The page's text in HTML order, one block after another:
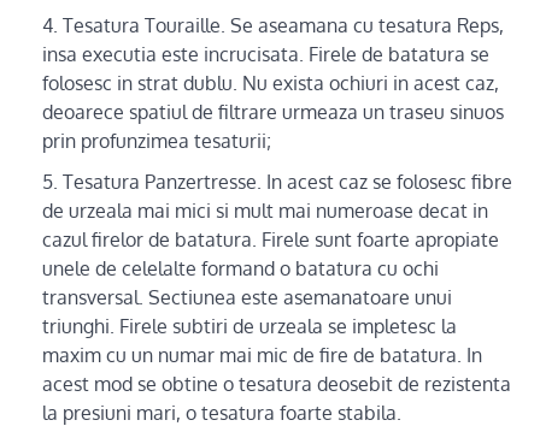
Tesatura Touraille. Se aseamana cu tesatura Reps,
insa executia este incrucisata. Firele de batatura se
folosesc in strat dublu. Nu exista ochiuri in acest caz,
deoarece spatiul de filtrare urmeaza un traseu sinuos
prin profunzimea tesaturii;
Tesatura Panzertresse. In acest caz se folosesc fibre
de urzeala mai mici si mult mai numeroase decat in
cazul firelor de batatura. Firele sunt foarte apropiate
unele de celelalte formand o batatura cu ochi
transversal. Sectiunea este asemanatoare unui
triunghi. Firele subtiri de urzeala se impletesc la
maxim cu un numar mai mic de fire de batatura. In
acest mod se obtine o tesatura deosebit de rezistenta
la presiuni mari, o tesatura foarte stabila.